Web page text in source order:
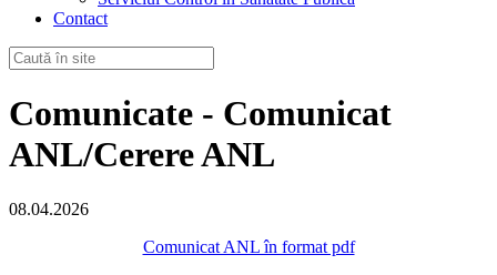
Contact
Comunicate - Comunicat
ANL/Cerere ANL
08.04.2026
Comunicat ANL în format pdf